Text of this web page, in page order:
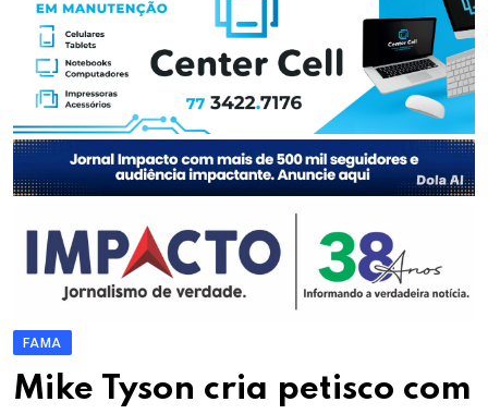
FAMA
Mike Tyson cria petisco com